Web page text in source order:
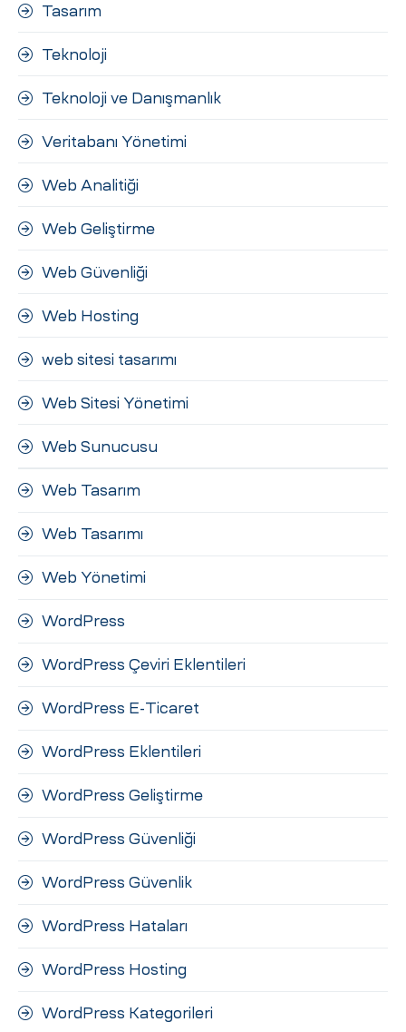
Tasarım
Teknoloji
Teknoloji ve Danışmanlık
Veritabanı Yönetimi
Web Analitiği
Web Geliştirme
Web Güvenliği
Web Hosting
web sitesi tasarımı
Web Sitesi Yönetimi
Web Sunucusu
Web Tasarım
Web Tasarımı
Web Yönetimi
WordPress
WordPress Çeviri Eklentileri
WordPress E-Ticaret
WordPress Eklentileri
WordPress Geliştirme
WordPress Güvenliği
WordPress Güvenlik
WordPress Hataları
WordPress Hosting
WordPress Kategorileri